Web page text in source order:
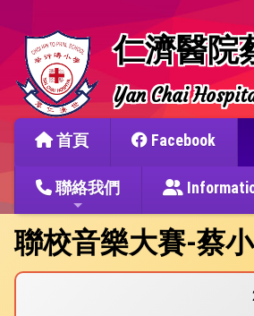
仁濟醫院
Yan Chai
首頁 Facebook
聯絡我們
聯校音樂大賽-蔡